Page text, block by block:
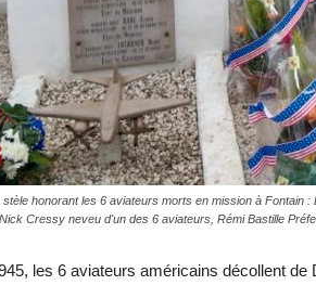
honorant les 6 aviateurs morts en mission à Fontain
Cressy neveu d'un des 6 aviateurs, Rémi Bastille
les 6 aviateurs américains décollent de